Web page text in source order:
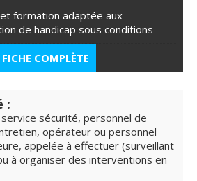
formation adaptée aux
de handicap sous conditions
COMPLÈTE
:
sécurité, personnel de
opérateur ou personnel
appelée à effectuer (surveillant
à organiser des interventions en